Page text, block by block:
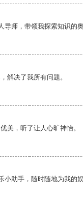
导师，带领我探索知识的奥
解决了我所有问题。
美，听了让人心旷神怡。
小助手，随时随地为我的